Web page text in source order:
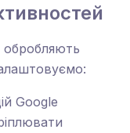
обробляють
Google